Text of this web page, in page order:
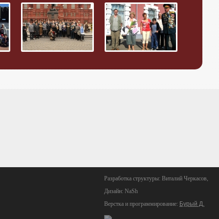
Разработка структуры: Виталий Черкасов,
Дизайн: NaSh
Верстка и программирование: Бурый Д.